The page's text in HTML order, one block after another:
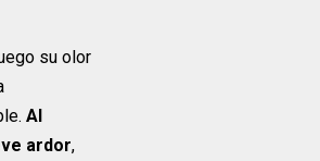
su olor
Al
ardor,